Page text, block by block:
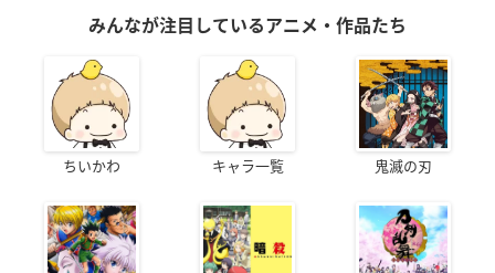
みんなが注目しているアニメ・作品たち
ちいかわ キャラ一覧 鬼滅の刃